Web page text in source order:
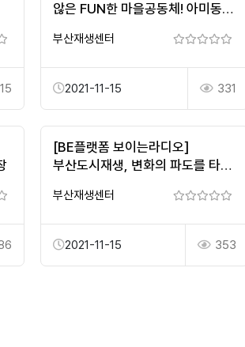
않은 FUN한 마을공동체! 아미동
부산재생센터
2021-11-15 331
[BE플랫폼 보이는라디오]
부산도시재생, 변화의 파도를 타고
부산재생센터
2021-11-15 353